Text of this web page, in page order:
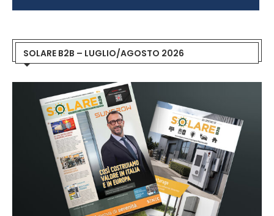
SOLARE B2B – LUGLIO/AGOSTO 2026